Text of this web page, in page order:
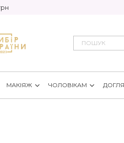
МАКІЯЖ ЧОЛОВІКАМ